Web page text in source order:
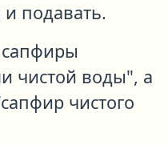
подавать.
чистой воды", а
чистого